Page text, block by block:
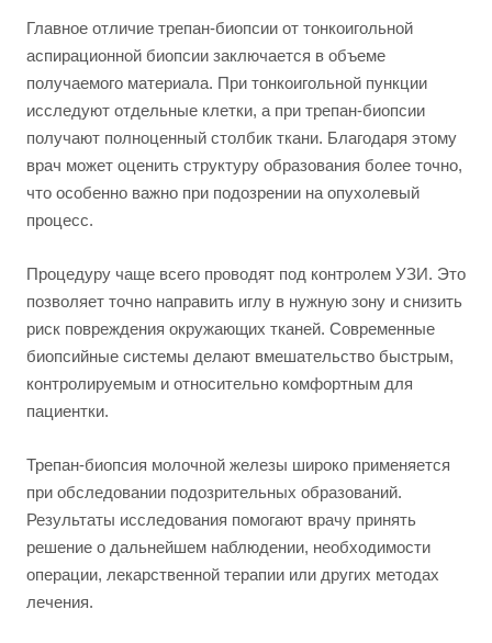
Главное отличие трепан-биопсии от тонкоигольной
аспирационной биопсии заключается в объеме
получаемого материала. При тонкоигольной пункции
исследуют отдельные клетки, а при трепан-биопсии
получают полноценный столбик ткани. Благодаря этому
врач может оценить структуру образования более точно,
что особенно важно при подозрении на опухолевый
процесс.
Процедуру чаще всего проводят под контролем УЗИ. Это
позволяет точно направить иглу в нужную зону и снизить
риск повреждения окружающих тканей. Современные
биопсийные системы делают вмешательство быстрым,
контролируемым и относительно комфортным для
пациентки.
Трепан-биопсия молочной железы широко применяется
при обследовании подозрительных образований.
Результаты исследования помогают врачу принять
решение о дальнейшем наблюдении, необходимости
операции, лекарственной терапии или других методах
лечения.